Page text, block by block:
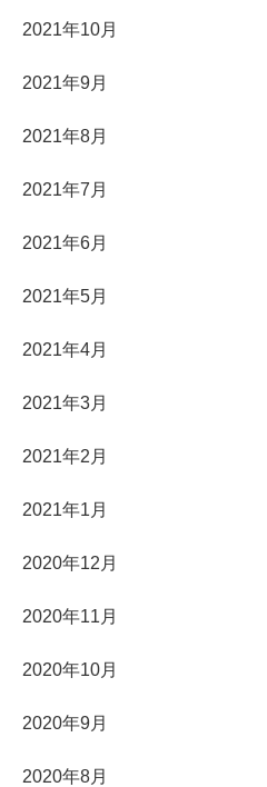
2021年10月
2021年9月
2021年8月
2021年7月
2021年6月
2021年5月
2021年4月
2021年3月
2021年2月
2021年1月
2020年12月
2020年11月
2020年10月
2020年9月
2020年8月